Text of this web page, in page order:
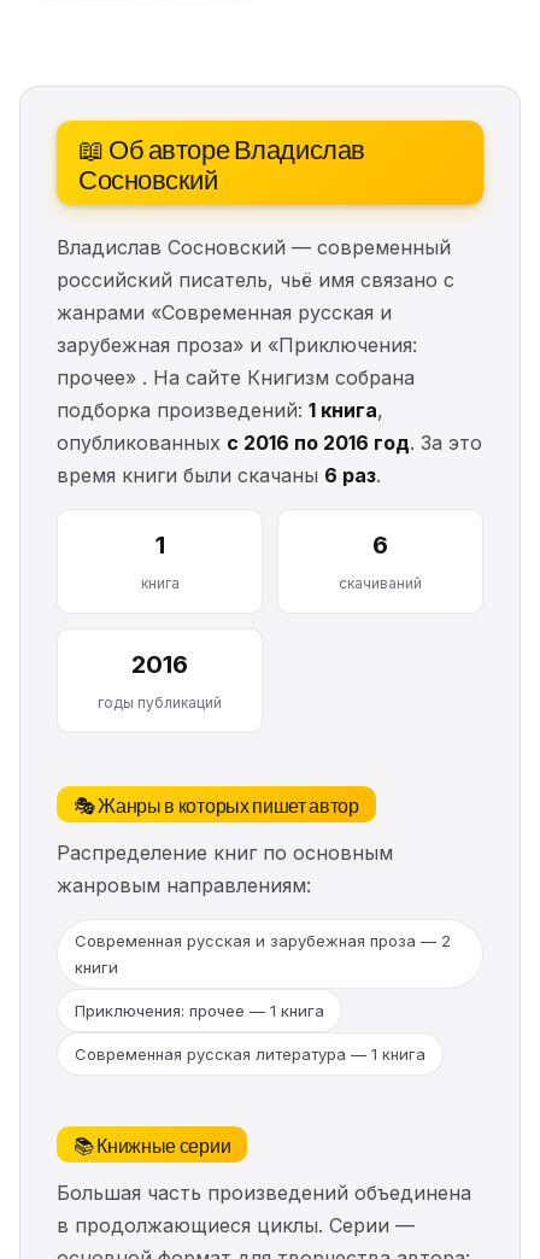
📖 Об авторе Владислав
Сосновский
Владислав Сосновский — современный
российский писатель, чьё имя связано с
жанрами «Современная русская и
зарубежная проза» и «Приключения:
прочее» . На сайте Книгизм собрана
подборка произведений: 1 книга,
опубликованных с 2016 по 2016 год. За это
время книги были скачаны 6 раз.
1
книга
6
скачиваний
2016
годы публикаций
🎭 Жанры в которых пишет автор
Распределение книг по основным
жанровым направлениям:
Современная русская и зарубежная проза — 2
книги
Приключения: прочее — 1 книга
Современная русская литература — 1 книга
📚 Книжные серии
Большая часть произведений объединена
в продолжающиеся циклы. Серии —